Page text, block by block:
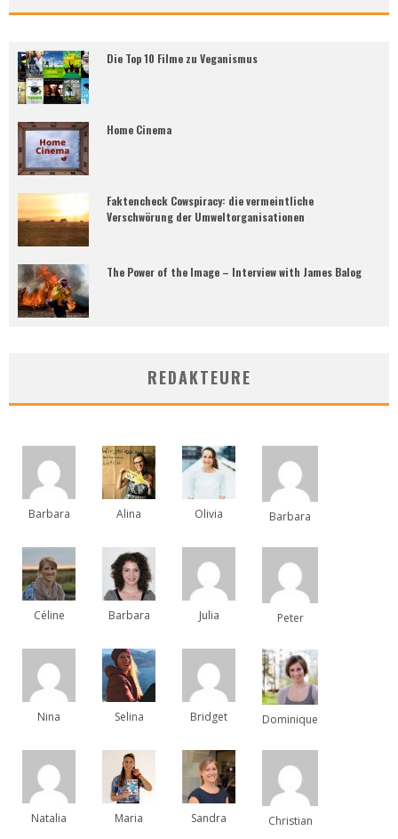
Die Top 10 Filme zu Veganismus
Home Cinema
Faktencheck Cowspiracy: die vermeintliche
Verschwörung der Umweltorganisationen
The Power of the Image – Interview with James Balog
REDAKTEURE
Barbara Alina Olivia Barbara
Céline Barbara Julia Peter
Nina Selina Bridget Dominique
Natalia Maria Sandra Christian